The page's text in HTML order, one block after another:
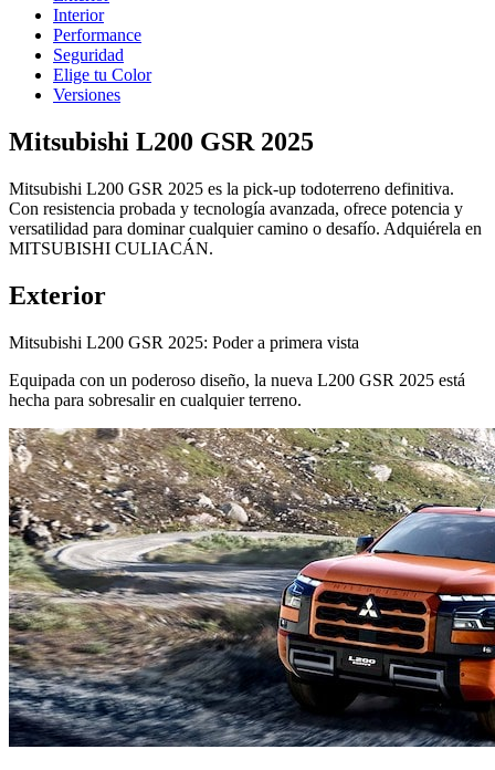
Interior
Performance
Seguridad
Elige tu Color
Versiones
Mitsubishi L200 GSR 2025
Mitsubishi L200 GSR 2025 es la pick-up todoterreno definitiva.
Con resistencia probada y tecnología avanzada, ofrece potencia y
versatilidad para dominar cualquier camino o desafío. Adquiérela en
MITSUBISHI CULIACÁN.
Exterior
Mitsubishi L200 GSR 2025: Poder a primera vista
Equipada con un poderoso diseño, la nueva L200 GSR 2025 está
hecha para sobresalir en cualquier terreno.